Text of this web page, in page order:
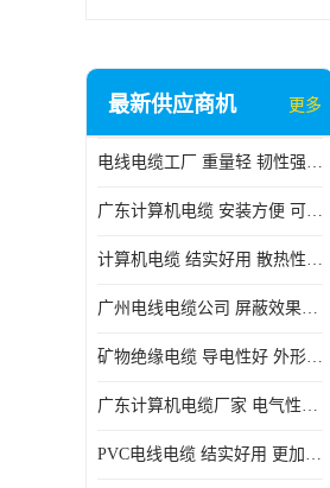
最新供应商机 更多
电线电缆工厂 重量轻 韧性强 体积小 连接简单
广东计算机电缆 安装方便 可随意弯曲折叠
计算机电缆 结实好用 散热性良好
广州电线电缆公司 屏蔽效果良好 拆卸安装方便
矿物绝缘电缆 导电性好 外形美观大方
广东计算机电缆厂家 电气性能稳定 外形美观大方
PVC电线电缆 结实好用 更加省时省力